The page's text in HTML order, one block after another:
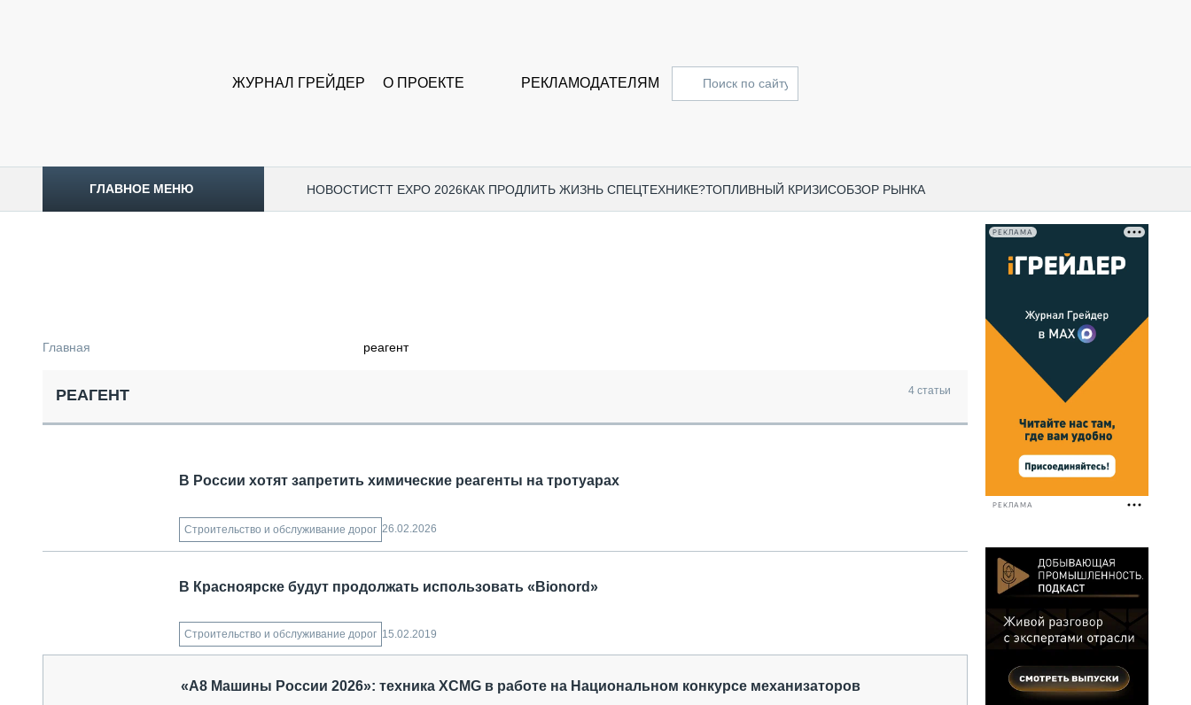
ЖУРНАЛ ГРЕЙДЕР О ПРОЕКТЕ РЕКЛАМОДАТЕЛЯМ
ГЛАВНОЕ МЕНЮ НОВОСТИCTT EXPO 2026КАК ПРОДЛИТЬ ЖИЗНЬ СПЕЦТЕХНИКЕ?ТОПЛИВНЫЙ КРИЗИСОБЗОР РЫНКА
СПЕЦТЕХНИКА И ТРАНСПОРТ
ГРУЗОПЕРЕВОЗКИ
ТЕХНИКА КРУПНЫМ ПЛАНОМ
ДОРОЖНАЯ ИНДУСТРИЯ
СЕРВИСМЕНЫ
БЛИЖАЙШИЕ МЕРОПРИЯТИЯ
ПАССАЖИРСКИЙ ТРАНСПОРТ
АВТОМАТИЗАЦИЯ И ТЕХНОЛОГИИ
Главная реагент
РЕАГЕНТ 4 статьи
В России хотят запретить химические реагенты на тротуарах
Строительство и обслуживание дорог 26.02.2026
В Красноярске будут продолжать использовать «Bionord»
Строительство и обслуживание дорог 15.02.2019
«А8 Машины России 2026»: техника XCMG в работе на Национальном конкурсе механизаторов
РЕКЛАМА
РЕКЛАМА